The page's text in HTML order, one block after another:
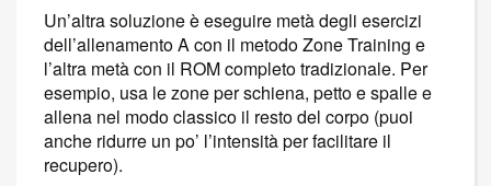
Un’altra soluzione è eseguire metà degli esercizi
dell’allenamento A con il metodo Zone Training e
l’altra metà con il ROM completo tradizionale. Per
esempio, usa le zone per schiena, petto e spalle e
allena nel modo classico il resto del corpo (puoi
anche ridurre un po’ l’intensità per facilitare il
recupero).